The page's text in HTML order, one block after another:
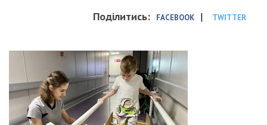
Поділитись: FACEBOOK | TWITTER